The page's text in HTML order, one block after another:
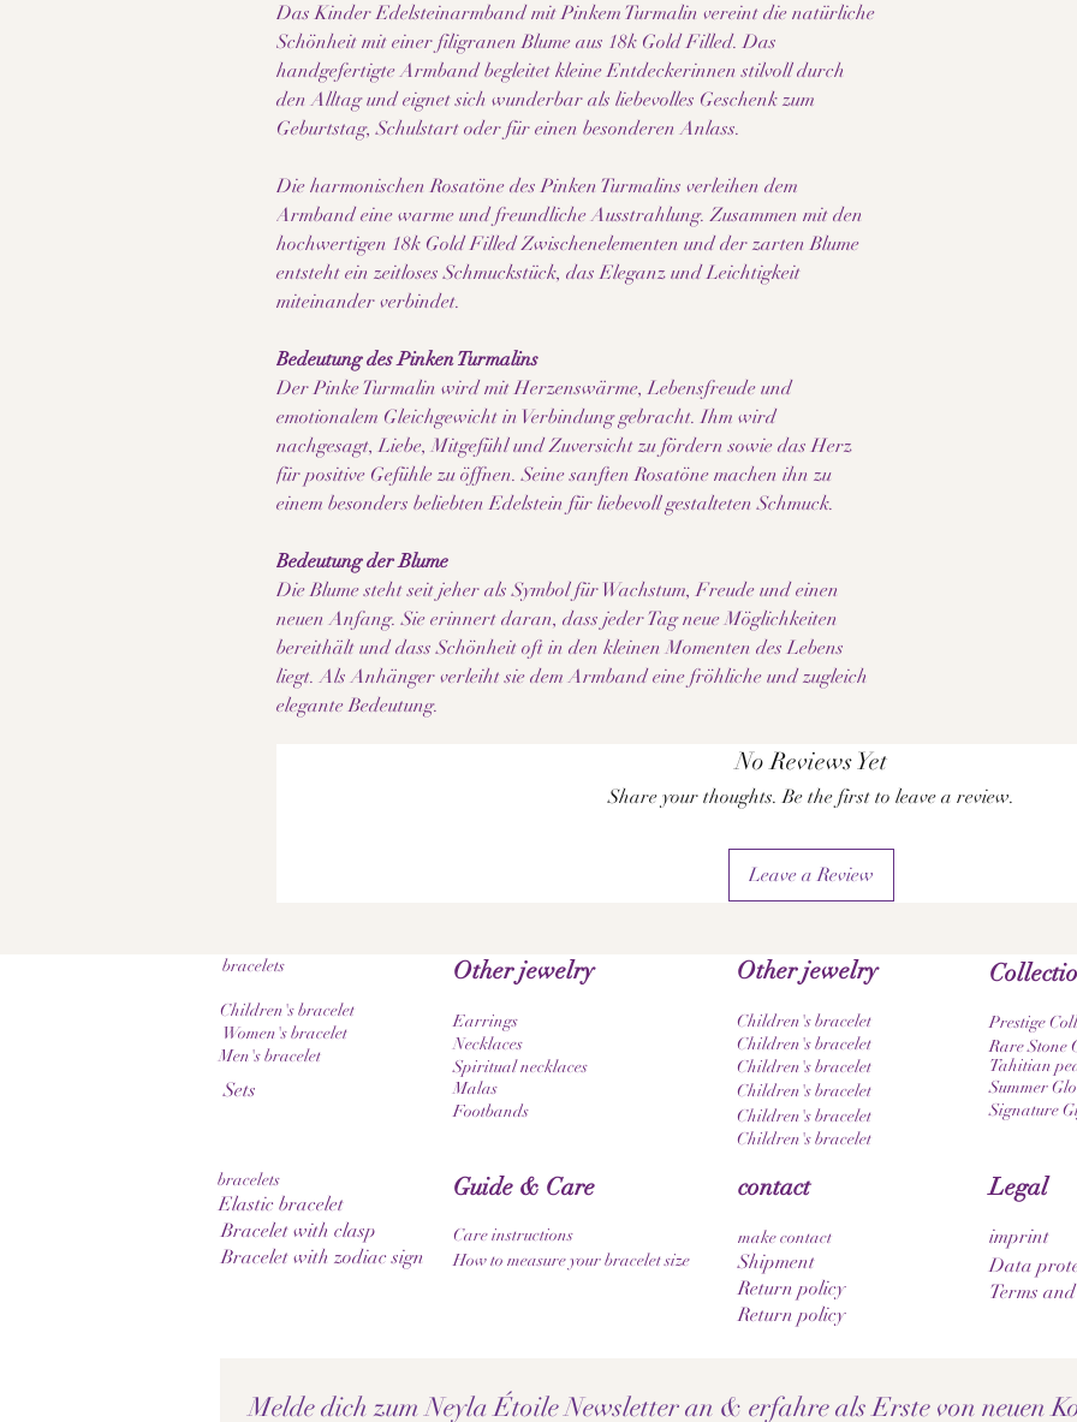
Das Kinder Edelsteinarmband mit Pinkem Turmalin vereint die natürliche
Schönheit mit einer filigranen Blume aus 18k Gold Filled. Das
handgefertigte Armband begleitet kleine Entdeckerinnen stilvoll durch
den Alltag und eignet sich wunderbar als liebevolles Geschenk zum
Geburtstag, Schulstart oder für einen besonderen Anlass.
Die harmonischen Rosatöne des Pinken Turmalins verleihen dem
Armband eine warme und freundliche Ausstrahlung. Zusammen mit den
hochwertigen 18k Gold Filled Zwischenelementen und der zarten Blume
entsteht ein zeitloses Schmuckstück, das Eleganz und Leichtigkeit
miteinander verbindet.
Bedeutung des Pinken Turmalins
Der Pinke Turmalin wird mit Herzenswärme, Lebensfreude und
emotionalem Gleichgewicht in Verbindung gebracht. Ihm wird
nachgesagt, Liebe, Mitgefühl und Zuversicht zu fördern sowie das Herz
für positive Gefühle zu öffnen. Seine sanften Rosatöne machen ihn zu
einem besonders beliebten Edelstein für liebevoll gestalteten Schmuck.
Bedeutung der Blume
Die Blume steht seit jeher als Symbol für Wachstum, Freude und einen
neuen Anfang. Sie erinnert daran, dass jeder Tag neue Möglichkeiten
bereithält und dass Schönheit oft in den kleinen Momenten des Lebens
liegt. Als Anhänger verleiht sie dem Armband eine fröhliche und zugleich
elegante Bedeutung.
No Reviews Yet
Share your thoughts. Be the first to leave a review.
Leave a Review
Other jewelry
Earrings
Necklaces
Spiritual necklaces
Malas
Footbands
bracelets
Children's bracelet
Women's bracelet
Men's bracelet
Prestige
Rare Stone
Summer
Tahitian
Signature
Sets
Other jewelry
Children's bracelet
Children's bracelet
Children's bracelet
Children's bracelet
Children's bracelet
Children's bracelet
bracelets
Elastic bracelet
Bracelet with clasp
Bracelet with zodiac sign
Legal
imprint
Data
Terms
contact
make contact
Shipment
Return policy
Return policy
Guide & Care
Care instructions
How to measure your bracelet size
Melde dich zum Neyla Étoile Newsletter an & erfahre als Erste von neuen